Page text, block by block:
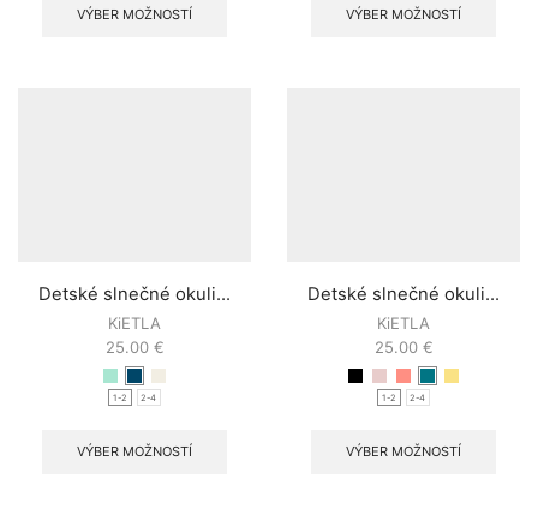
VÝBER MOŽNOSTÍ VÝBER MOŽNOSTÍ
Detské slnečné okuli...
KiETLA
25.00 €
1-2 2-4
VÝBER MOŽNOSTÍ
Detské slnečné okuli...
KiETLA
25.00 €
1-2 2-4
VÝBER MOŽNOSTÍ